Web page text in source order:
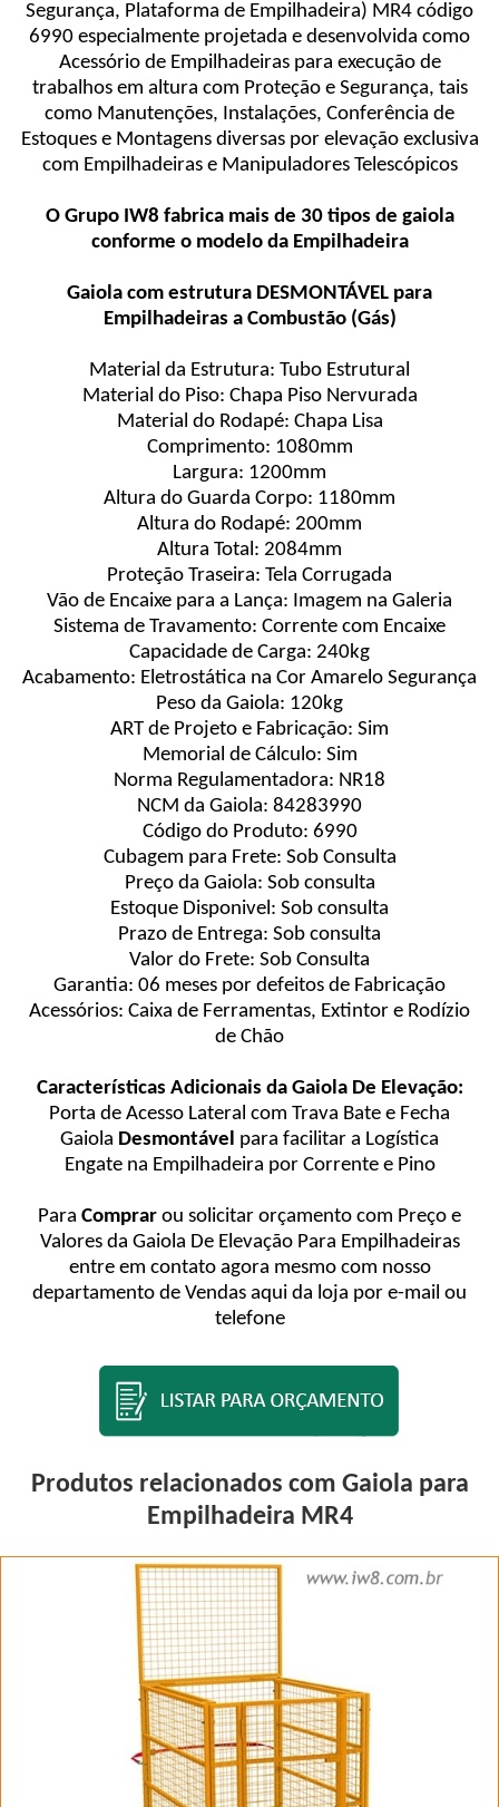
Segurança, Plataforma de Empilhadeira) MR4 código
6990 especialmente projetada e desenvolvida como
Acessório de Empilhadeiras para execução de
trabalhos em altura com Proteção e Segurança, tais
como Manutenções, Instalações, Conferência de
Estoques e Montagens diversas por elevação exclusiva
com Empilhadeiras e Manipuladores Telescópicos
O Grupo IW8 fabrica mais de 30 tipos de gaiola
conforme o modelo da Empilhadeira
Gaiola com estrutura DESMONTÁVEL para
Empilhadeiras a Combustão (Gás)
Material da Estrutura: Tubo Estrutural
Material do Piso: Chapa Piso Nervurada
Material do Rodapé: Chapa Lisa
Comprimento: 1080mm
Largura: 1200mm
Altura do Guarda Corpo: 1180mm
Altura do Rodapé: 200mm
Altura Total: 2084mm
Proteção Traseira: Tela Corrugada
Vão de Encaixe para a Lança: Imagem na Galeria
Sistema de Travamento: Corrente com Encaixe
Capacidade de Carga: 240kg
Acabamento: Eletrostática na Cor Amarelo Segurança
Peso da Gaiola: 120kg
ART de Projeto e Fabricação: Sim
Memorial de Cálculo: Sim
Norma Regulamentadora: NR18
NCM da Gaiola: 84283990
Código do Produto: 6990
Cubagem para Frete: Sob Consulta
Preço da Gaiola: Sob consulta
Estoque Disponivel: Sob consulta
Prazo de Entrega: Sob consulta
Valor do Frete: Sob Consulta
Garantia: 06 meses por defeitos de Fabricação
Acessórios: Caixa de Ferramentas, Extintor e Rodízio
de Chão
Características Adicionais da Gaiola De Elevação:
Porta de Acesso Lateral com Trava Bate e Fecha
Gaiola Desmontável para facilitar a Logística
Engate na Empilhadeira por Corrente e Pino
Para Comprar ou solicitar orçamento com Preço e
Valores da Gaiola De Elevação Para Empilhadeiras
entre em contato agora mesmo com nosso
departamento de Vendas aqui da loja por e-mail ou
telefone
Produtos relacionados com Gaiola para
Empilhadeira MR4